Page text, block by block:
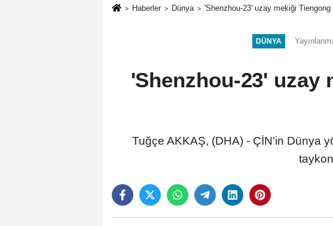
Haberler Dünya 'Shenzhou-23' uzay mekiği
DÜNYA
'Shenzhou-23' uzay
Tuğçe AKKAŞ, (DHA) - ÇİN'in Dünya